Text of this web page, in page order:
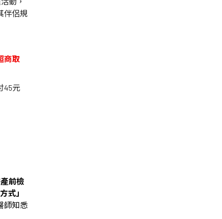
伴侶規
商取
45元
產前檢
式」
師知悉